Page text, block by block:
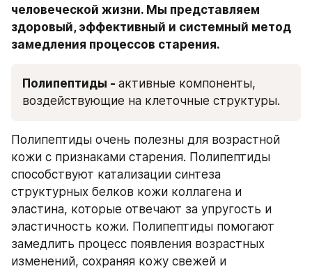
человеческой жизни. Мы представляем
здоровый, эффективный и системный метод
замедления процессов старения.
Полипептиды - активные компоненты,
воздействующие на клеточные структуры.
Полипептиды очень полезны для возрастной
кожи с признаками старения. Полипептиды
способствуют катализации синтеза
структурных белков кожи коллагена и
эластина, которые отвечают за упругость и
эластичность кожи. Полипептиды помогают
замедлить процесс появления возрастных
изменений, сохраняя кожу свежей и